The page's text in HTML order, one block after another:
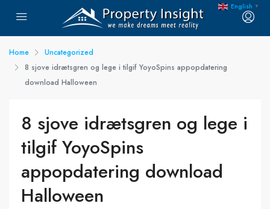
Home
Uncategorized
8 sjove idrætsgren og lege i tilgif YoyoSpins appopdatering
download Halloween
8 sjove idrætsgren og lege i
tilgif YoyoSpins
appopdatering download
Halloween
English ▼